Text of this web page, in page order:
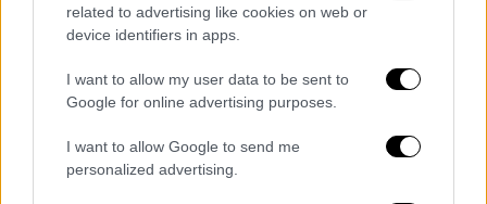
related to advertising like cookies on web or
device identifiers in apps.
I want to allow my user data to be sent to
Google for online advertising purposes.
I want to allow Google to send me
personalized advertising.
video
ΔΙΑΒΑΣΤΕ ΕΠΙΣΗΣ